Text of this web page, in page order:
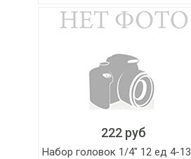
222 руб
Набор головок 1/4" 12 ед 4-13